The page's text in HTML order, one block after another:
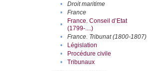
•
Droit maritime
•
France
•
France. Conseil d’Etat
(1799-....)
• France. Tribunat (1800-1807)
•
Législation
•
Procédure civile
•
Tribunaux